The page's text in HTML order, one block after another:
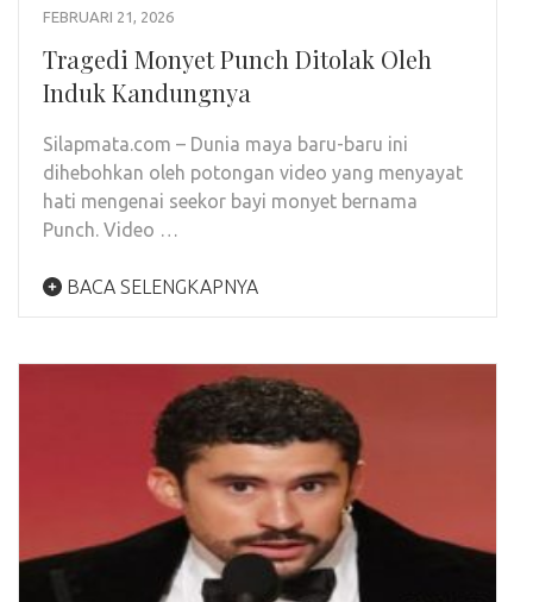
FEBRUARI 21, 2026
Tragedi Monyet Punch Ditolak Oleh
Induk Kandungnya
Silapmata.com – Dunia maya baru-baru ini
dihebohkan oleh potongan video yang menyayat
hati mengenai seekor bayi monyet bernama
Punch. Video …
BACA SELENGKAPNYA